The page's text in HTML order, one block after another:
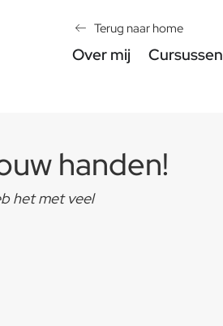
Terug naar home
Over mij Cursussen
handen!
het met veel